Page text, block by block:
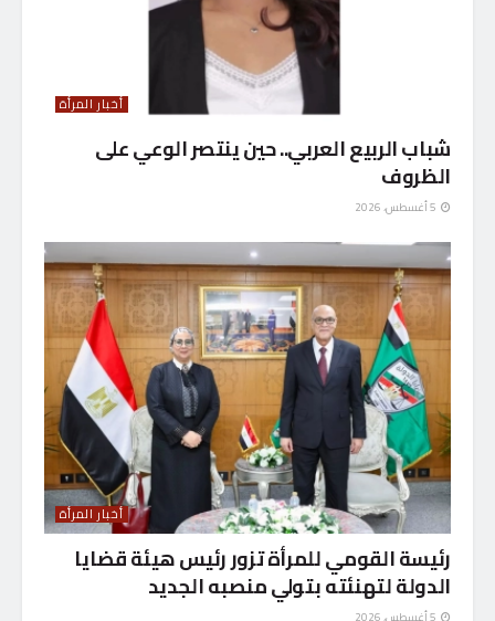
أخبار المرأة
شباب الربيع العربي.. حين ينتصر الوعي على
الظروف
أخبار المرأة
رئيسة القومي للمرأة تزور رئيس هيئة قضايا
الدولة لتهنئته بتولي منصبه الجديد